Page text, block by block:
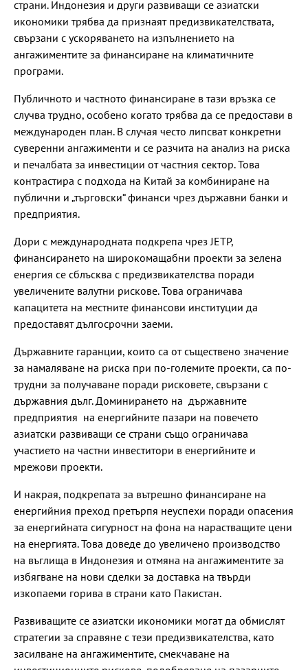
страни. Индонезия и други развиващи се азиатски
икономики трябва да признаят предизвикателствата,
свързани с ускоряването на изпълнението на
ангажиментите за финансиране на климатичните
програми.
Публичното и частното финансиране в тази връзка се
случва трудно, особено когато трябва да се предостави в
международен план. В случая често липсват конкретни
суверенни ангажименти и се разчита на анализ на риска
и печалбата за инвестиции от частния сектор. Това
контрастира с подхода на Китай за комбиниране на
публични и „търговски“ финанси чрез държавни банки и
предприятия.
Дори с международната подкрепа чрез JETP,
финансирането на широкомащабни проекти за зелена
енергия се сблъсква с предизвикателства поради
увеличените валутни рискове. Това ограничава
капацитета на местните финансови институции да
предоставят дългосрочни заеми.
Държавните гаранции, които са от съществено значение
за намаляване на риска при по-големите проекти, са по-
трудни за получаване поради рисковете, свързани с
държавния дълг. Доминирането на държавните
предприятия на енергийните пазари на повечето
азиатски развиващи се страни също ограничава
участието на частни инвеститори в енергийните и
мрежови проекти.
И накрая, подкрепата за вътрешно финансиране на
енергийния преход претърпя неуспехи поради опасения
за енергийната сигурност на фона на нарастващите цени
на енергията. Това доведе до увеличено производство
на въглища в Индонезия и отмяна на ангажиментите за
избягване на нови сделки за доставка на твърди
изкопаеми горива в страни като Пакистан.
Развиващите се азиатски икономики могат да обмислят
стратегии за справяне с тези предизвикателства, като
засилване на ангажиментите, смекчаване на